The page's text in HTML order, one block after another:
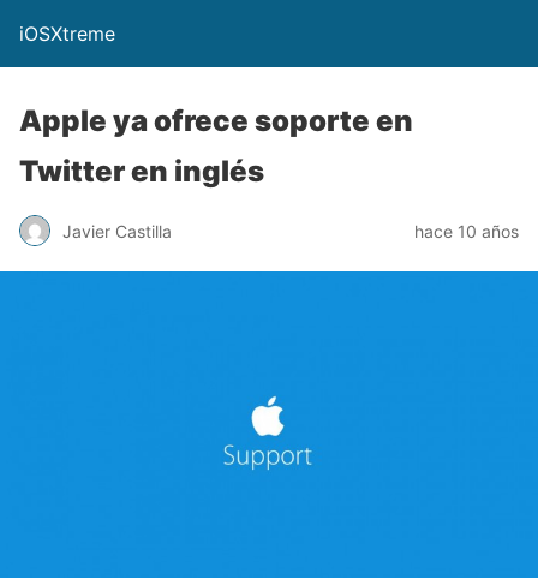
iOSXtreme
Apple ya ofrece soporte en
Twitter en inglés
Javier Castilla hace 10 años